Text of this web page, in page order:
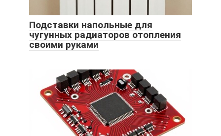
Подставки напольные для
чугунных радиаторов отопления
своими руками